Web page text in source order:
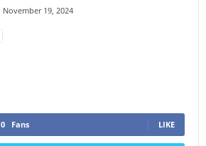
November 19, 2024
0 Fans LIKE